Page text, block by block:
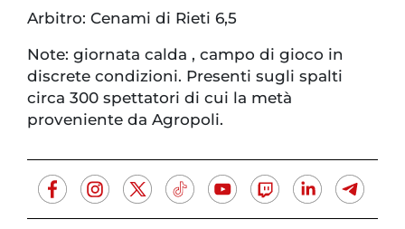
Arbitro: Cenami di Rieti 6,5
Note: giornata calda , campo di gioco in
discrete condizioni. Presenti sugli spalti
circa 300 spettatori di cui la metà
proveniente da Agropoli.